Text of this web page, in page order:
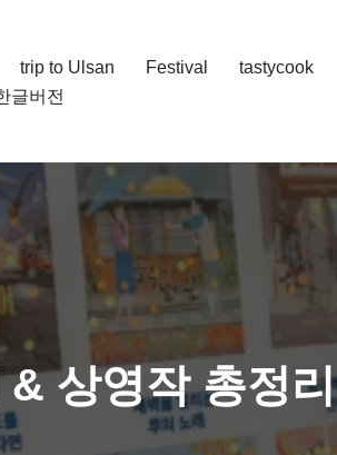
trip to Ulsan Festival tastycook
글버전
상영작 총정리